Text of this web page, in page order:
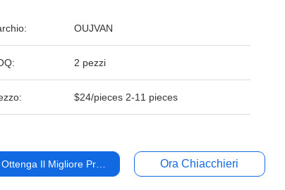
OUJVAN
2 pezzi
$24/pieces 2-11 pieces
Ottenga Il Migliore Prezzo Ora Chiacchieri